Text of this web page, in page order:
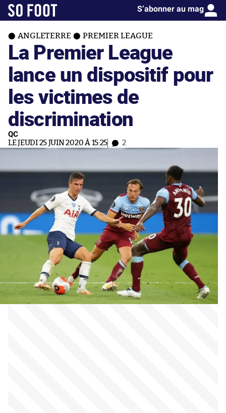
S’abonner au mag
ANGLETERRE PREMIER LEAGUE
La Premier League
lance un dispositif pour
les victimes de
discrimination
QC
LE JEUDI 25 JUIN 2020 À 15:25 2